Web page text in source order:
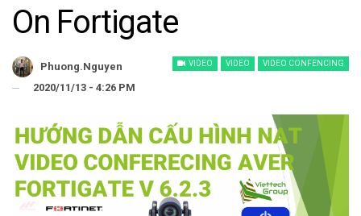
On Fortigate
VIDEO VIDEO VIDEO CONFENCING
Phuong.nguyen
2020/11/13 - 4:26 PM